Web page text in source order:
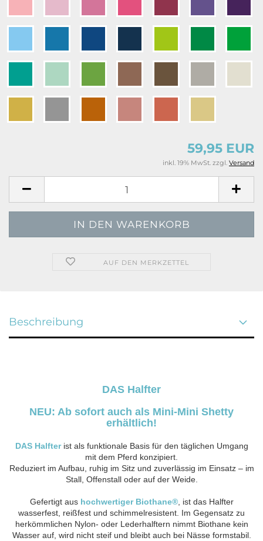
59,95 EUR
inkl. 19% MwSt. zzgl. Versand
AUF DEN MERKZETTEL
Beschreibung
DAS Halfter
NEU: Ab sofort auch als Mini-Mini Shetty
erhältlich!
DAS Halfterist als funktionale Basis für den täglichen Umgang
mit dem Pferd konzipiert.
Reduziert im Aufbau, ruhig im Sitz und zuverlässig im Einsatz – im
Stall, Offenstall oder auf der Weide.
Gefertigt aus hochwertiger Biothane®, ist das Halfter
wasserfest, reißfest und schimmelresistent. Im Gegensatz zu
herkömmlichen Nylon- oder Lederhalftern nimmt Biothane kein
Wasser auf, wird nicht steif und bleibt auch bei Nässe formstabil.